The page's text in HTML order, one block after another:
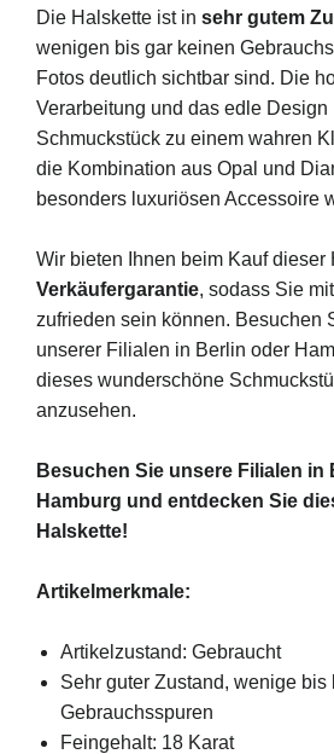
Die Halskette ist in sehr gutem
wenigen bis gar keinen
Fotos deutlich sichtbar sind. Die
Verarbeitung und das edle
Schmuckstück zu einem wahren
die Kombination aus Opal und
besonders luxuriösen Accessoire
Wir bieten Ihnen beim Kauf dieser
Verkäufergarantie, sodass Sie
zufrieden sein können. Besuchen
unserer Filialen in Berlin oder
dieses wunderschöne
anzusehen.
Besuchen Sie unsere Filialen in
Hamburg und entdecken Sie
Halskette!
Artikelmerkmale:
Artikelzustand: Gebraucht
Sehr guter Zustand, wenige bis
Gebrauchsspuren
Feingehalt: 18 Karat